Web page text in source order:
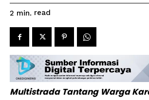
2 min. read
Multistrada Tantang Warga